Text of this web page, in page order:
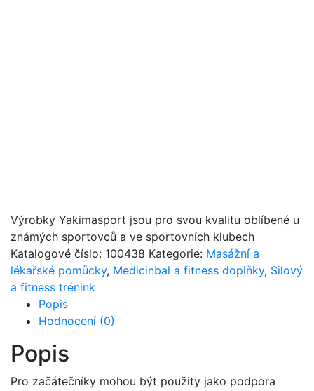
Výrobky Yakimasport jsou pro svou kvalitu oblíbené u
známých sportovců a ve sportovních klubech
Katalogové číslo: 100438 Kategorie: Masážní a
lékařské pomůcky, Medicinbal a fitness doplňky, Silový
a fitness trénink
Popis
Hodnocení (0)
Popis
Pro začátečníky mohou být použity jako podpora